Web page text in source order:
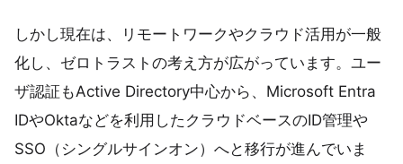
しかし現在は、リモートワークやクラウド活用が一般
化し、ゼロトラストの考え方が広がっています。ユー
ザ認証もActive Directory中心から、Microsoft Entra
IDやOktaなどを利用したクラウドベースのID管理や
SSO（シングルサインオン）へと移行が進んでいま